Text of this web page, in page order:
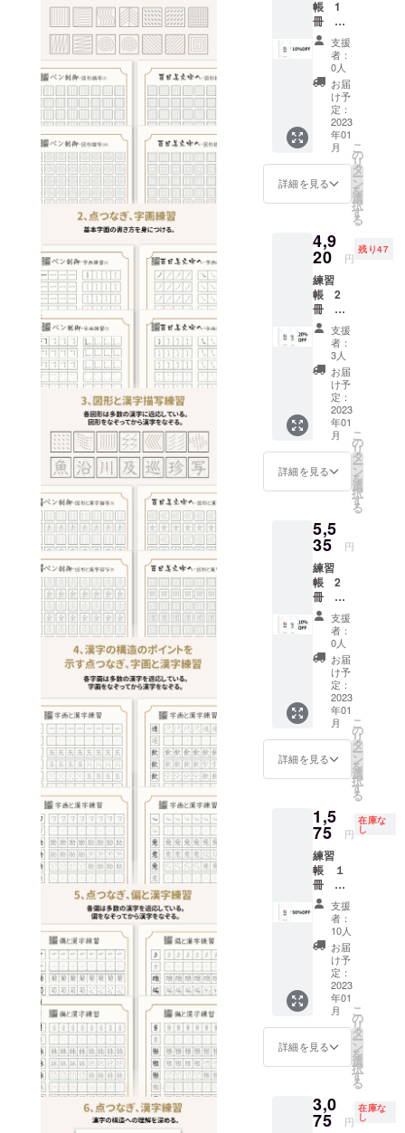
帳 1
冊
10％
OFF支援
者：
0人
お届
け予
定：
2023
年01
月
詳細を見る
こ
の
リ
タ
ー
ン
を
選
択
す
る
4,9
20 円
残り47
練習
帳 2
冊
20％
OFF支援
者：
3人
お届
け予
定：
2023
年01
月
詳細を見る
こ
の
リ
タ
ー
ン
を
選
択
す
る
5,5
35 円
練習
帳 2
冊
10％
OFF支援
者：
0人
お届
け予
定：
2023
年01
月
詳細を見る
こ
の
リ
タ
ー
ン
を
選
択
す
る
1,5
75 円
在庫な
し
練習
帳 １
冊
50％
OFF支援
者：
10人
お届
け予
定：
2023
年01
月
詳細を見る
こ
の
リ
タ
ー
ン
を
選
択
す
る
3,0
75 円
在庫な
し